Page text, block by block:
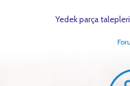
Yedek parça